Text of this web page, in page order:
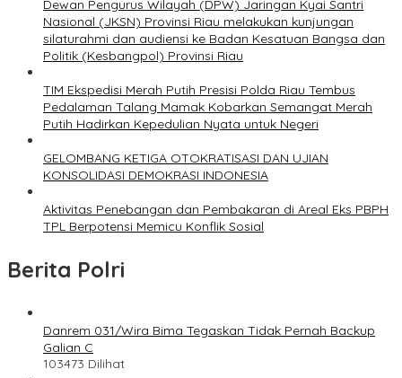
Dewan Pengurus Wilayah (DPW) Jaringan Kyai Santri
Nasional (JKSN) Provinsi Riau melakukan kunjungan
silaturahmi dan audiensi ke Badan Kesatuan Bangsa dan
Politik (Kesbangpol) Provinsi Riau
TIM Ekspedisi Merah Putih Presisi Polda Riau Tembus
Pedalaman Talang Mamak Kobarkan Semangat Merah
Putih Hadirkan Kepedulian Nyata untuk Negeri
GELOMBANG KETIGA OTOKRATISASI DAN UJIAN
KONSOLIDASI DEMOKRASI INDONESIA
Aktivitas Penebangan dan Pembakaran di Areal Eks PBPH
TPL Berpotensi Memicu Konflik Sosial
Berita Polri
Danrem 031/Wira Bima Tegaskan Tidak Pernah Backup
Galian C
103473 Dilihat